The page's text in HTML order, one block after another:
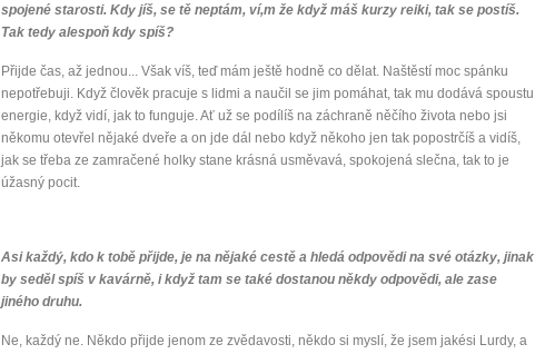
Jak být šťastnější
Nenávidíme spam stejně jako vy
spojené starosti. Kdy jíš, se tě neptám, ví,m že když máš kurzy reiki, tak se postíš.
Tak tedy alespoň kdy spíš?
Přijde čas, až jednou... Však víš, teď mám ještě hodně co dělat. Naštěstí moc spánku
nepotřebuji. Když člověk pracuje s lidmi a naučil se jim pomáhat, tak mu dodává spoustu
energie, když vidí, jak to funguje. Ať už se podílíš na záchraně něčího života nebo jsi
někomu otevřel nějaké dveře a on jde dál nebo když někoho jen tak popostrčíš a vidíš,
jak se třeba ze zamračené holky stane krásná usměvavá, spokojená slečna, tak to je
úžasný pocit.
Asi každý, kdo k tobě přijde, je na nějaké cestě a hledá odpovědi na své otázky, jinak
by seděl spíš v kavárně, i když tam se také dostanou někdy odpovědi, ale zase
jiného druhu.
Ne, každý ne. Někdo přijde jenom ze zvědavosti, někdo si myslí, že jsem jakési Lurdy, a